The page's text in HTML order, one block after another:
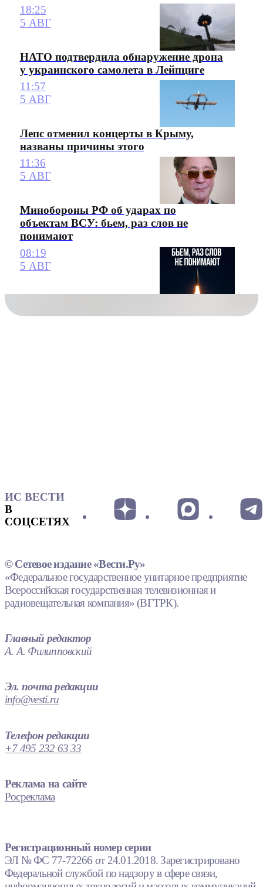
18:25
5 АВГ
НАТО подтвердила обнаружение дрона
у украинского самолета в Лейпциге
11:57
5 АВГ
Лепс отменил концерты в Крыму,
названы причины этого
11:36
5 АВГ
Минобороны РФ об ударах по
объектам ВСУ: бьем, раз слов не
понимают
08:19
5 АВГ
ИС ВЕСТИ
В
СОЦСЕТЯХ
© Сетевое издание «Вести.Ру»
«Федеральное государственное унитарное предприятие
Всероссийская государственная телевизионная и
радиовещательная компания» (ВГТРК).
Главный редактор
А. А. Филипповский
Эл. почта редакции
info@vesti.ru
Телефон редакции
+7 495 232 63 33
Реклама на сайте
Росреклама
Регистрационный номер серии
ЭЛ № ФС 77-72266 от 24.01.2018. Зарегистрировано
Федеральной службой по надзору в сфере связи,